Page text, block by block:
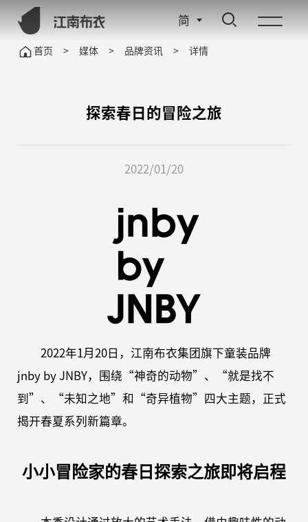
简
首页 > 媒体 > 品牌资讯 > 详情
探索春日的冒险之旅
2022/01/20
2022年1月20日，江南布衣集团旗下童装品牌
jnby by JNBY，围绕“神奇的动物”、“就是找不
到”、“未知之地”和“奇异植物”四大主题，正式
揭开春夏系列新篇章。
小小冒险家的春日探索之旅即将启程